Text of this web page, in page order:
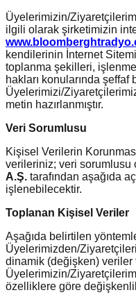
Üyelerimizin/
ilgili olarak şirketimizin
kendilerinin İnternet
toplanma şekilleri,
hakları konularında şeffaf
Üyelerimizi/
metin hazırlanmıştır.
Veri Sorumlusu
Kişisel Verilerin
verileriniz; veri sorumlusu
A.Ş. tarafından aşağıda
işlenebilecektir.
Toplanan Kişisel Veriler
Aşağıda belirtilen
Üyelerimizden/
dinamik (değişken) veriler
Üyelerimizin/
özelliklere göre